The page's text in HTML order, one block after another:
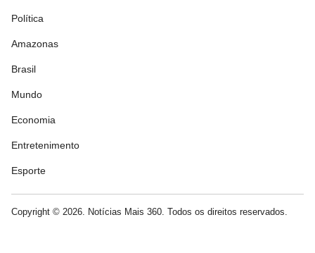
Política
Amazonas
Brasil
Mundo
Economia
Entretenimento
Esporte
Copyright © 2026. Notícias Mais 360. Todos os direitos reservados.